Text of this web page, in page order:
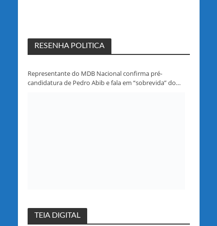
RESENHA POLITICA
Representante do MDB Nacional confirma pré-
candidatura de Pedro Abib e fala em “sobrevida” do
TEIA DIGITAL